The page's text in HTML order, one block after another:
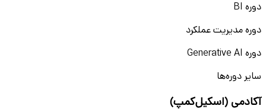
دوره BI
دوره مدیریت عملکرد
دوره Generative AI
سایر دوره‌ها
آکادمی (اسکیل‌کمپ)